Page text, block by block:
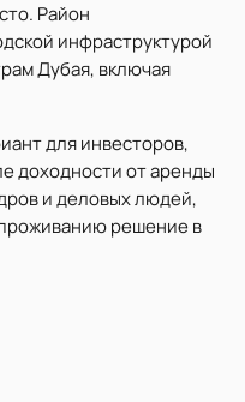
Район
инфраструктурой
Дубая, включая
для инвесторов,
доходности от аренды
и деловых людей,
решение в